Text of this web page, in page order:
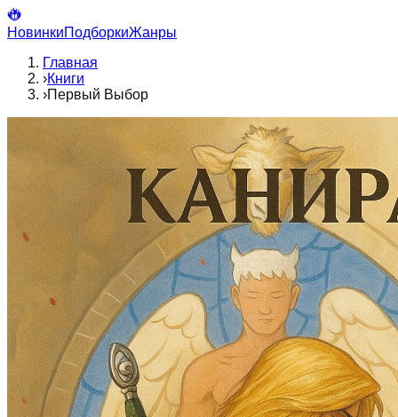
НовинкиПодборкиЖанры
Главная
›Книги
›Первый Выбор